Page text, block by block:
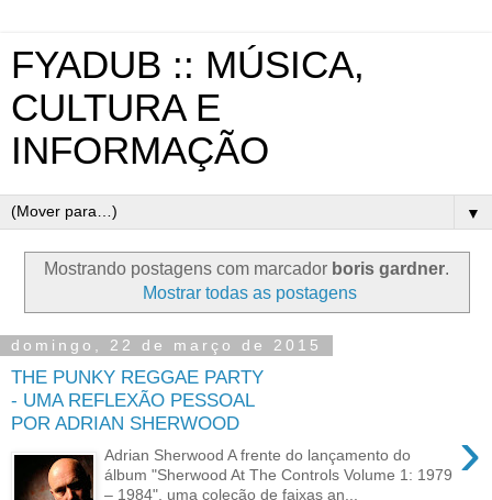
FYADUB :: MÚSICA,
CULTURA E
INFORMAÇÃO
▼
Mostrando postagens com marcador boris gardner.
Mostrar todas as postagens
domingo, 22 de março de 2015
THE PUNKY REGGAE PARTY
- UMA REFLEXÃO PESSOAL
POR ADRIAN SHERWOOD
›
Adrian Sherwood A frente do lançamento do
álbum "Sherwood At The Controls Volume 1: 1979
– 1984", uma coleção de faixas an...